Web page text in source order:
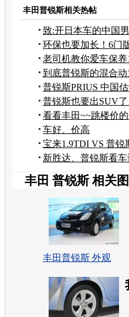
变脸
丰田普锐斯相关热帖
致:开日本车的中国
环保也要加长！6门
老司机教你爱车保养
到底普锐斯的混合动
普锐斯PRIUS 中国
普锐斯也要出SUV
在研发
看看丰田~~跳楼价
的大学生
车好、价高
宝来1.9TDI VS 普锐
新胜达、普锐斯看车
丰田 普锐斯 相关
丰田普锐斯 外观